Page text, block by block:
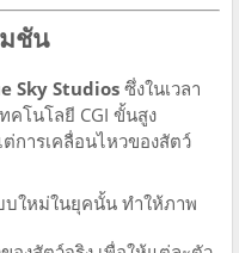
ชัน
Sky Studios ซึ่งในเวลา
คโนโลยี CGI ขั้นสูง
การเคลื่อนไหวของสัตว์
บใหม่ในยุคนั้น ทำให้ภาพ